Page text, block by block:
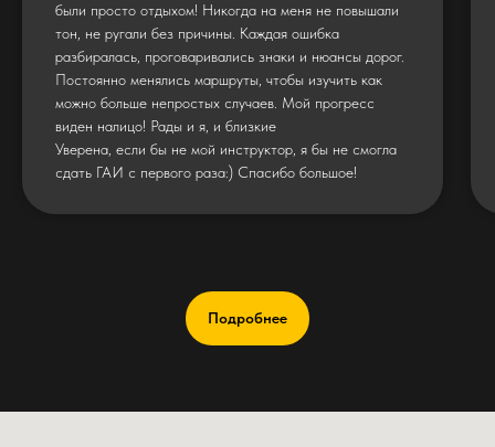
были просто отдыхом! Никогда на меня не повышали
тон, не ругали без причины. Каждая ошибка
разбиралась, проговаривались знаки и нюансы дорог.
Постоянно менялись маршруты, чтобы изучить как
можно больше непростых случаев. Мой прогресс
виден налицо! Рады и я, и близкие
Уверена, если бы не мой инструктор, я бы не смогла
сдать ГАИ с первого раза:) Спасибо большое!
Подробнее